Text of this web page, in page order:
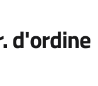
d'ordine